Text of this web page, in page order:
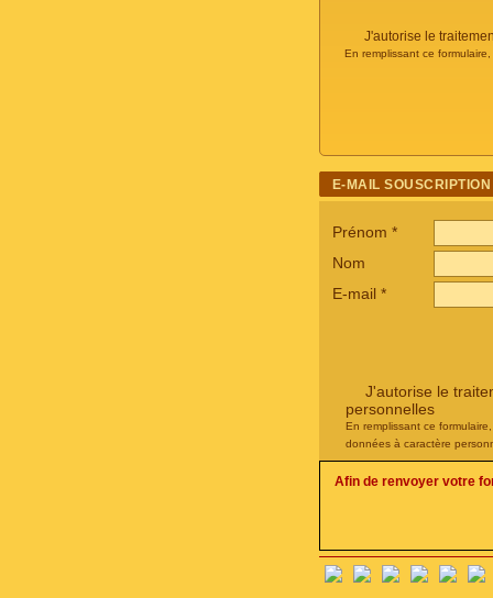
J'autorise le
En remplissant ce
E-MAIL SOUSCRIPTION
Prénom *
Nom
E-mail *
J'autorise le
personnelles
En remplissant ce
données à caractère
Afin de renvoyer votre